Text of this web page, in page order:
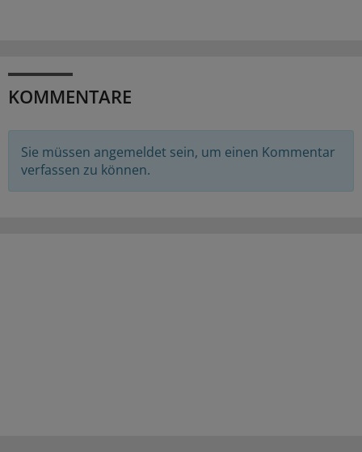
KOMMENTARE
Sie müssen angemeldet sein, um einen Kommentar
verfassen zu können.